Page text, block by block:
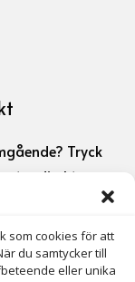
som cookies för att
du samtycker till
eller unika
Tryck
direkt.